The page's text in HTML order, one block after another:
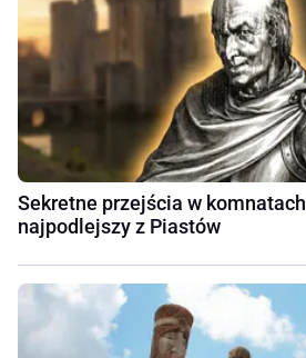
Sekretne przejścia w
najpodlejszy z Piastów